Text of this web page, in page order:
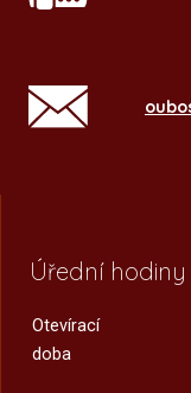
Úřední hodiny
Otevírací
doba